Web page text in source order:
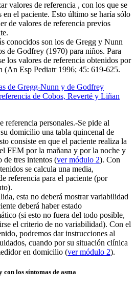
valores de referencia , con los que se
en el paciente. Esto último se haría sólo
de valores de referencia previos
conocidos son los de Gregg y Nunn
de Godfrey (1970) para niños. Para
los valores de referencia obtenidos por
(An Esp Pediatr 1996; 45: 619-625.
de Gregg-Nunn y de Godfrey
de Cobos, Reverté y Liñan
referencia personales.-Se pide al
domicilio una tabla quincenal de
consiste en que el paciente realiza la
FEM por la mañana y por la noche y
de tres intentos (ver módulo 2). Con
se calcula una media,
referencia para el paciente (por
esta no deberá mostrar variabilidad
deberá haber estado
(si esto no fuera del todo posible,
el criterio de no variabilidad). Con el
podremos dar instrucciones al
cuando por su situación clínica
en domicilio (ver módulo 2).
con los síntomas de asma